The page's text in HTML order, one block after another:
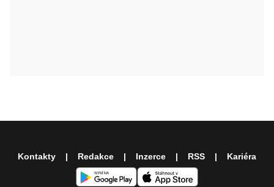
Kontakty Redakce Inzerce RSS Kariéra